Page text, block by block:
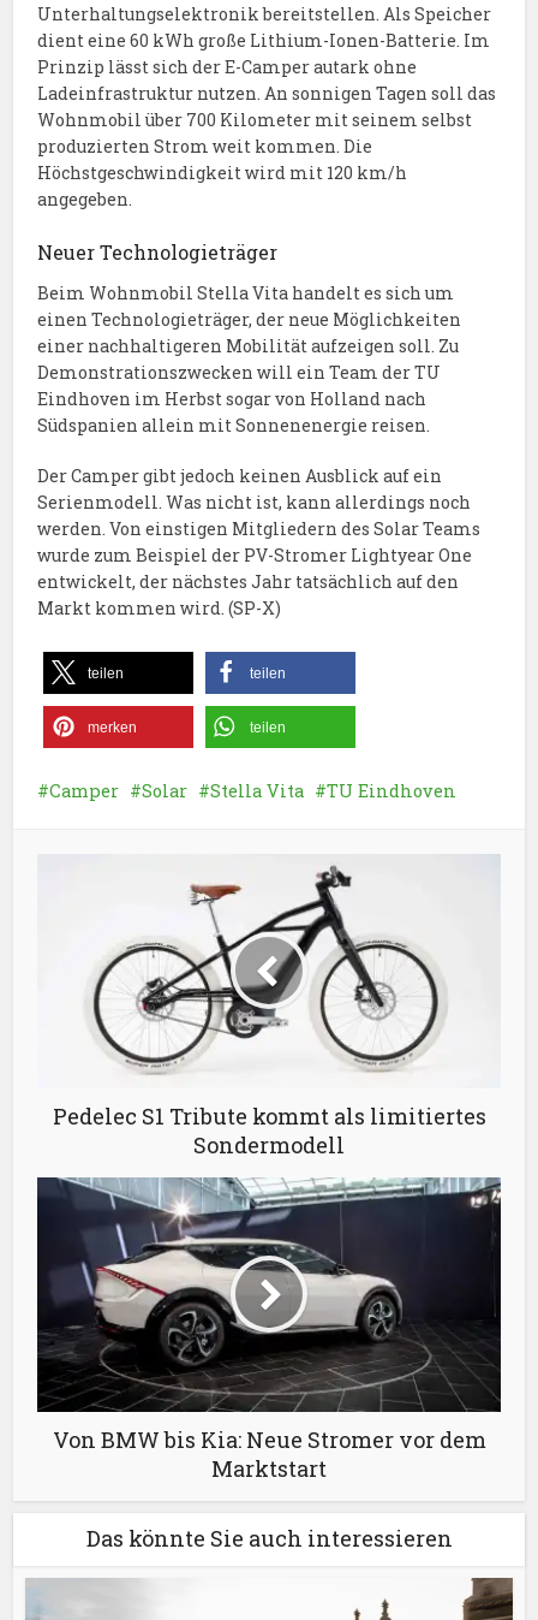
Unterhaltungselektronik bereitstellen. Als Speicher
dient eine 60 kWh große Lithium-Ionen-Batterie. Im
Prinzip lässt sich der E-Camper autark ohne
Ladeinfrastruktur nutzen. An sonnigen Tagen soll das
Wohnmobil über 700 Kilometer mit seinem selbst
produzierten Strom weit kommen. Die
Höchstgeschwindigkeit wird mit 120 km/h
angegeben.
Neuer Technologieträger
Beim Wohnmobil Stella Vita handelt es sich um
einen Technologieträger, der neue Möglichkeiten
einer nachhaltigeren Mobilität aufzeigen soll. Zu
Demonstrationszwecken will ein Team der TU
Eindhoven im Herbst sogar von Holland nach
Südspanien allein mit Sonnenenergie reisen.
Der Camper gibt jedoch keinen Ausblick auf ein
Serienmodell. Was nicht ist, kann allerdings noch
werden. Von einstigen Mitgliedern des Solar Teams
wurde zum Beispiel der PV-Stromer Lightyear One
entwickelt, der nächstes Jahr tatsächlich auf den
Markt kommen wird. (SP-X)
teilen teilen
merken teilen
Camper Solar Stella Vita TU Eindhoven
Pedelec S1 Tribute kommt als limitiertes
Sondermodell
Von BMW bis Kia: Neue Stromer vor dem
Marktstart
Das könnte Sie auch interessieren